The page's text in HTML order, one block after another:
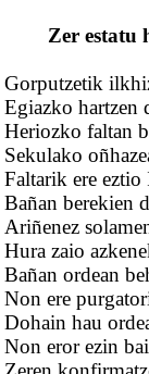
Zer estatu
Gorputzetik
Egiazko hartzen
Heriozko faltan
Sekulako
Faltarik ere
Bañan berekien
Ariñenez
Hura zaio
Bañan ordean
Non ere
Dohain hau
Non eror ezin